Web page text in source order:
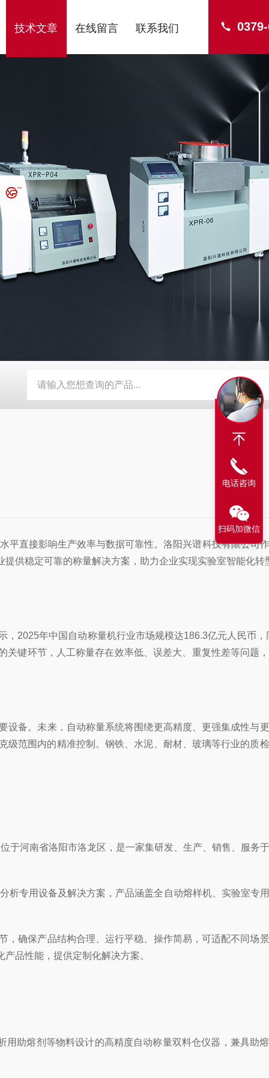
技术文章 在线留言 联系我们
WISDOM-01助熔剂称量仪 XPR-04X荧光全自动熔样机
直接影响生产效率与数据可靠性。洛阳兴谱科技有限公司
供稳定可靠的称量解决方案，助力企业实现实验室智能化转
2025年中国自动称量机行业市场规模达186.3亿元人民币，
键环节，人工称量存在效率低、误差大、重复性差等问题
备。未来，自动称量系统将围绕更高精度、更强集成性与
范围内的精准控制。钢铁、水泥、耐材、玻璃等行业的质
河南省洛阳市洛龙区，是一家集研发、生产、销售、服务
专用设备及解决方案，产品涵盖全自动熔样机、实验室专
确保产品结构合理、运行平稳、操作简易，可适配不同场
品性能，提供定制化解决方案。
助熔剂等物料设计的高精度自动称量双料仓仪器，兼具助
电话咨询
扫码加微信